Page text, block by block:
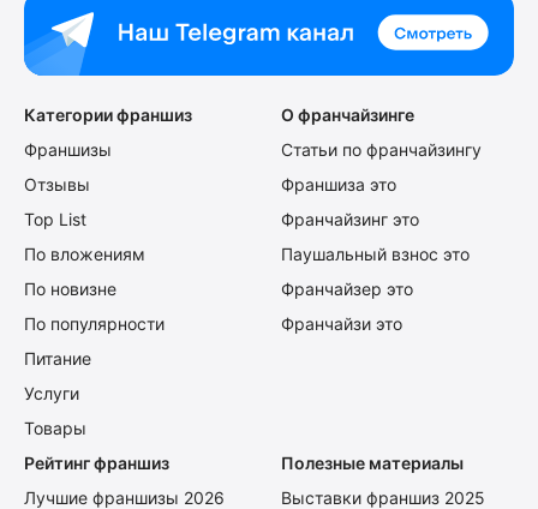
Категории франшиз
Франшизы
Отзывы
Top List
По вложениям
По новизне
По популярности
Питание
Услуги
Товары
О франчайзинге
Статьи по франчайзингу
Франшиза это
Франчайзинг это
Паушальный взнос это
Франчайзер это
Франчайзи это
Рейтинг франшиз
Лучшие франшизы 2026
Полезные материалы
Выставки франшиз 2025